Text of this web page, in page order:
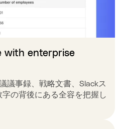
with enterprise
議事録、戦略文書、Slackス
の背後にある全容を把握し